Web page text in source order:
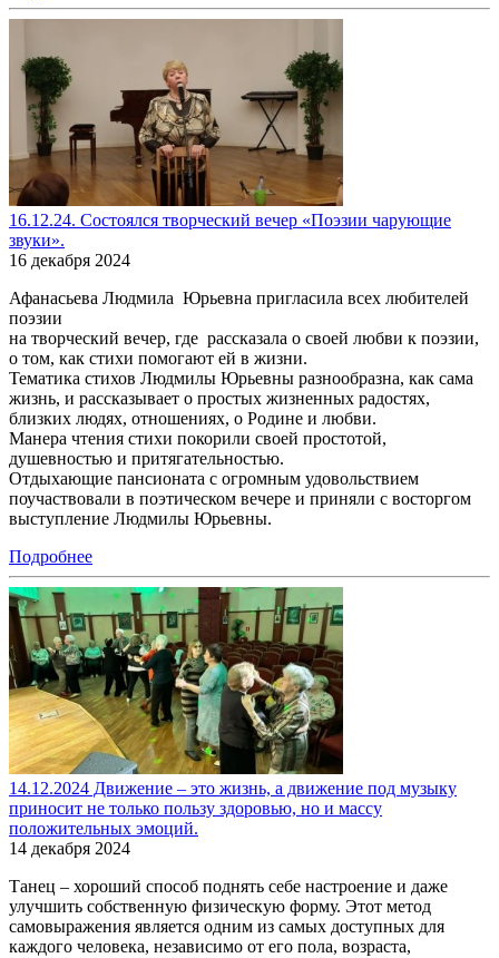
16.12.24. Состоялся творческий вечер «Поэзии чарующие
звуки».
16 декабря 2024
Афанасьева Людмила Юрьевна пригласила всех любителей
поэзии
на творческий вечер, где рассказала о своей любви к поэзии,
о том, как стихи помогают ей в жизни.
Тематика стихов Людмилы Юрьевны разнообразна, как сама
жизнь, и рассказывает о простых жизненных радостях,
близких людях, отношениях, о Родине и любви.
Манера чтения стихи покорили своей простотой,
душевностью и притягательностью.
Отдыхающие пансионата с огромным удовольствием
поучаствовали в поэтическом вечере и приняли с восторгом
выступление Людмилы Юрьевны.
Подробнее
14.12.2024 Движение – это жизнь, а движение под музыку
приносит не только пользу здоровью, но и массу
положительных эмоций.
14 декабря 2024
Танец – хороший способ поднять себе настроение и даже
улучшить собственную физическую форму. Этот метод
самовыражения является одним из самых доступных для
каждого человека, независимо от его пола, возраста,